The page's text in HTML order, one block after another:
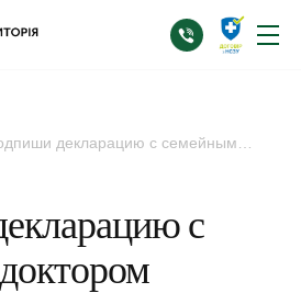
декларацию с семейным
с